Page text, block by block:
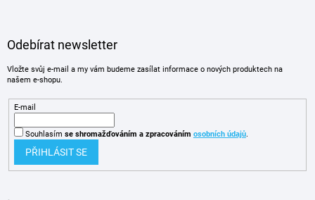
Odebírat newsletter
Vložte svůj e-mail a my vám budeme zasílat informace o nových produktech na
našem e-shopu.
E-mail
Souhlasím se shromažďováním a zpracováním osobních údajů.
PŘIHLÁSIT SE